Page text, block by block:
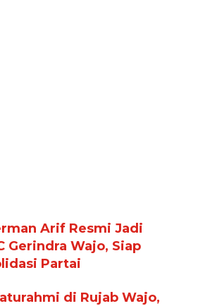
Arif Resmi Jadi
Gerindra Wajo, Siap
Partai
di Rujab Wajo,